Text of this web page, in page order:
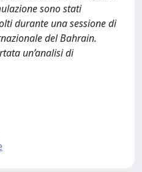
sono stati
durante una sessione di
del Bahrain.
un’analisi di